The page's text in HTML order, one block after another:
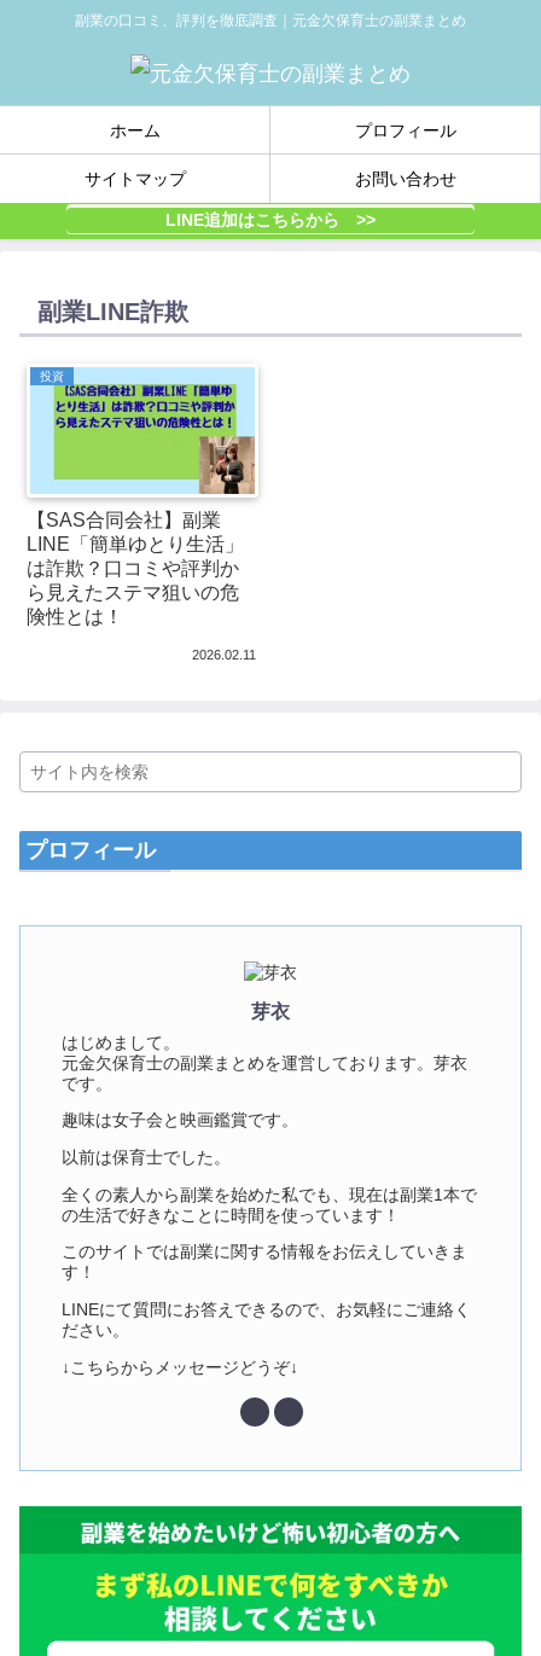
副業の口コミ、評判を徹底調査｜元金欠保育士の副業まとめ
ホーム プロフィール
サイトマップ お問い合わせ
LINE追加はこちらから >>
副業LINE詐欺
投資
【SAS合同会社】副業
LINE「簡単ゆとり生活」
は詐欺？口コミや評判か
ら見えたステマ狙いの危
険性とは！
2026.02.11
プロフィール
芽衣
はじめまして。
元金欠保育士の副業まとめを運営しております。芽衣
です。
趣味は女子会と映画鑑賞です。
以前は保育士でした。
全くの素人から副業を始めた私でも、現在は副業1本で
の生活で好きなことに時間を使っています！
このサイトでは副業に関する情報をお伝えしていきま
す！
LINEにて質問にお答えできるので、お気軽にご連絡く
ださい。
↓こちらからメッセージどうぞ↓